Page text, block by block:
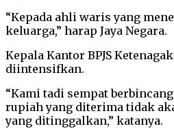
“Kepada ahli waris yang
keluarga,” harap Jaya Negara.
Kepala Kantor BPJS
diintensifkan.
“Kami tadi sempat
rupiah yang diterima tidak
yang ditinggalkan,” katanya.